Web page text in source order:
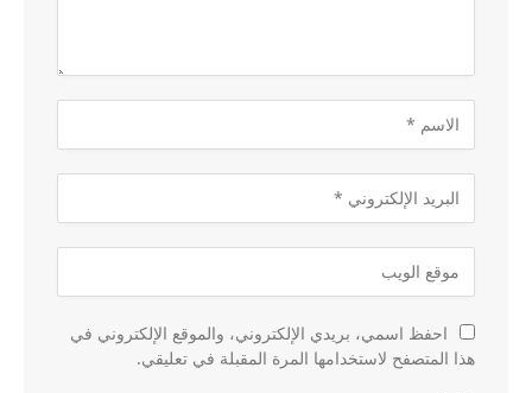
احفظ اسمي، بريدي الإلكتروني، والموقع الإلكتروني في
هذا المتصفح لاستخدامها المرة المقبلة في تعليقي.